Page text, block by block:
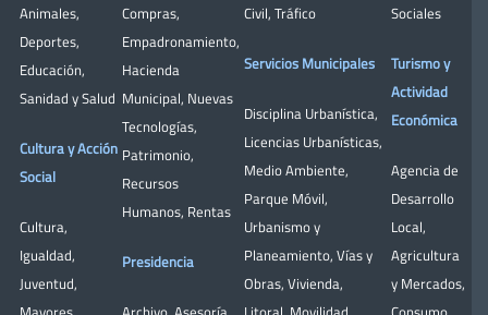
Animales,
Deportes,
Educación,
Sanidad y Salud
Cultura y Acción
Social
Cultura,
Igualdad,
Juventud,
Compras,
Empadronamiento,
Hacienda
Municipal, Nuevas
Tecnologías,
Patrimonio,
Recursos
Humanos, Rentas
Presidencia
Civil, Tráfico
Servicios Municipales
Disciplina Urbanística,
Licencias Urbanísticas,
Medio Ambiente,
Parque Móvil,
Urbanismo y
Planeamiento, Vías y
Obras, Vivienda,
Sociales
Turismo y
Actividad
Económica
Agencia de
Desarrollo
Local,
Agricultura
y Mercados,